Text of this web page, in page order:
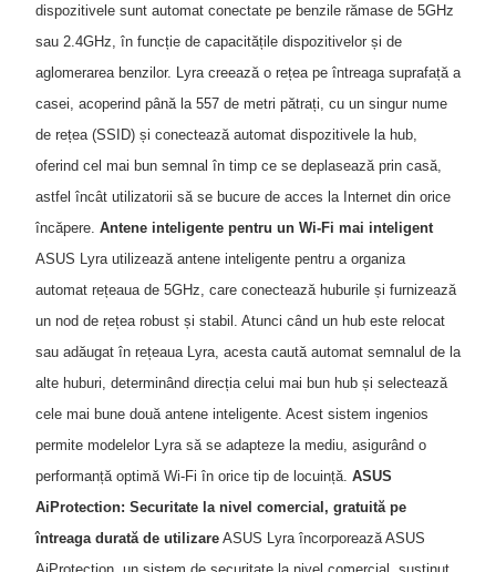
dispozitivele sunt automat conectate pe benzile rămase de 5GHz
sau 2.4GHz, în funcție de capacitățile dispozitivelor și de
aglomerarea benzilor. Lyra creează o rețea pe întreaga suprafață a
casei, acoperind până la 557 de metri pătrați, cu un singur nume
de rețea (SSID) și conectează automat dispozitivele la hub,
oferind cel mai bun semnal în timp ce se deplasează prin casă,
astfel încât utilizatorii să se bucure de acces la Internet din orice
încăpere. Antene inteligente pentru un Wi-Fi mai inteligent
ASUS Lyra utilizează antene inteligente pentru a organiza
automat rețeaua de 5GHz, care conectează huburile și furnizează
un nod de rețea robust și stabil. Atunci când un hub este relocat
sau adăugat în rețeaua Lyra, acesta caută automat semnalul de la
alte huburi, determinând direcția celui mai bun hub și selectează
cele mai bune două antene inteligente. Acest sistem ingenios
permite modelelor Lyra să se adapteze la mediu, asigurând o
performanță optimă Wi-Fi în orice tip de locuință. ASUS
AiProtection: Securitate la nivel comercial, gratuită pe
întreaga durată de utilizare ASUS Lyra încorporează ASUS